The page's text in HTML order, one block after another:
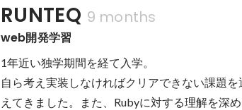
RUNTEQ 9 months
web開発学習
1年近い独学期間を経て入学。
自ら考え実装しなければクリアできない課題
えてきました。また、Rubyに対する理解を深